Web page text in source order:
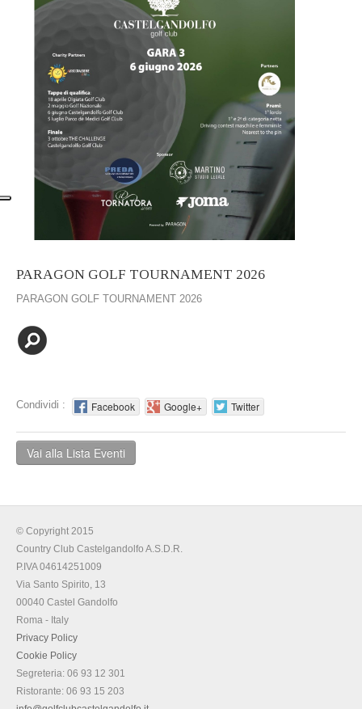
PARAGON GOLF TOURNAMENT 2026
PARAGON GOLF TOURNAMENT 2026
Condividi : Facebook Google+ Twitter
Vai alla Lista Eventi
© Copyright 2015
Country Club Castelgandolfo A.S.D.R.
P.IVA 04614251009
Via Santo Spirito, 13
00040 Castel Gandolfo
Roma - Italy
Privacy Policy
Cookie Policy
Segreteria: 06 93 12 301
Ristorante: 06 93 15 203